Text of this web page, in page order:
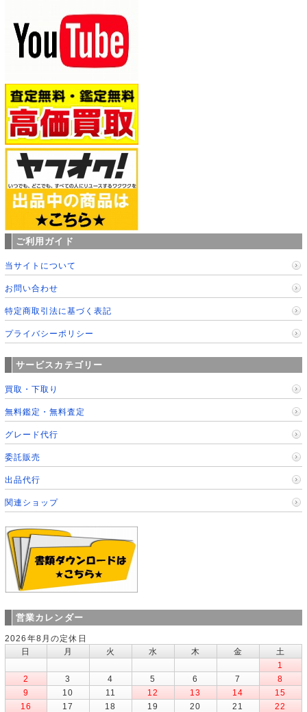
ご利用ガイド
当サイトについて
お問い合わせ
特定商取引法に基づく表記
プライバシーポリシー
サービスカテゴリー
買取・下取り
無料鑑定・無料査定
グレード代行
委託販売
出品代行
関連ショップ
営業カレンダー
2026年8月の定休日
日
月 火 水 木 金
土
1
2
3 4 5 6 7
8
9
10 11 12 13 14
15
16
17 18 19 20 21
22